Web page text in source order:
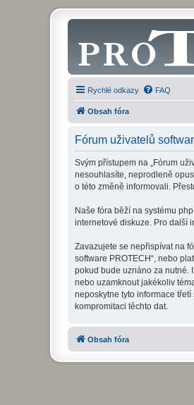
Rychlé odkazy FAQ
Obsah fóra
Fórum uživatelů
Svým přístupem na „Fórum
nesouhlasíte, neprodleně
o této změně informovali.
Naše fóra běží na systému
internetové diskuze. Pro další
Zavazujete se nepřispívat na
software PROTECH“, nebo
pokud bude uznáno za nutné.
nebo uzamknout jakékoliv
neposkytne tyto informace
kompromitaci těchto dat.
Obsah fóra